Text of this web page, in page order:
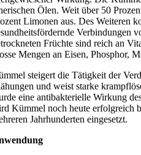
Ölen. Weit über 50
Limonen aus. Des Weiteren
Verbindungen
Früchte sind reich an
Mengen an Eisen, Phosphor,
steigert die Tätigkeit der
und weist starke
eine antibakterielle Wirkung
Kümmel noch heute erfolgreich
Jahrhunderten eingesetzt.